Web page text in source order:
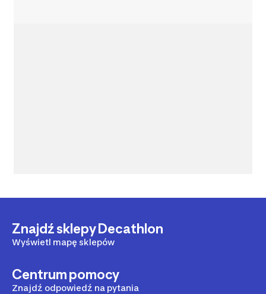
Znajdź sklepy Decathlon
Wyświetl mapę sklepów
Centrum pomocy
Znajdź odpowiedź na pytania